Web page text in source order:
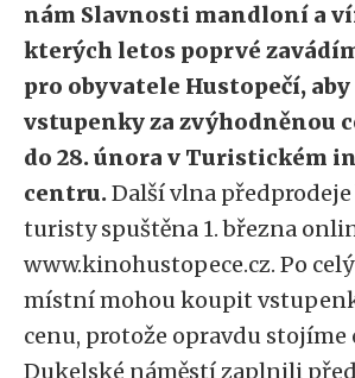
nám Slavnosti mandloní a
kterých letos poprvé
pro obyvatele Hustopečí,
vstupenky za zvýhodněnou
do 28. února v Turistickém
centru.Další vlna
turisty spuštěna 1. března
www.kinohustopece.cz. Po
místní mohou koupit
cenu, protože opravdu stojíme
Dukelské náměstí zaplnili